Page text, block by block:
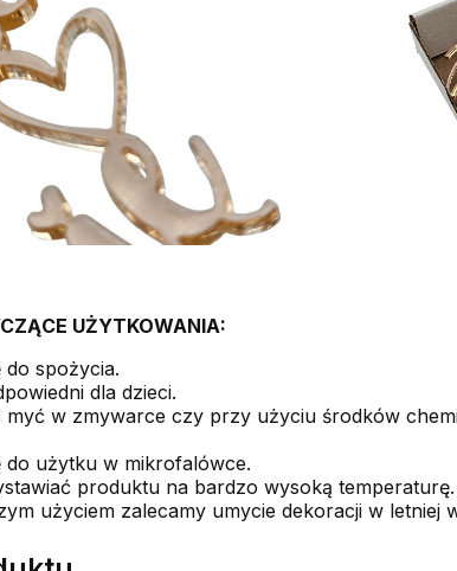
UŻYTKOWANIA:
do spożycia.
dla dzieci.
myć w zmywarce czy przy użyciu środków
do użytku w mikrofalówce.
produktu na bardzo wysoką temperaturę.
użyciem zalecamy umycie dekoracji w letniej